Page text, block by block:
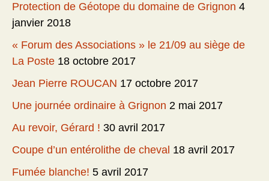
Protection de Géotope du domaine de Grignon 4
janvier 2018
« Forum des Associations » le 21/09 au siège de
La Poste 18 octobre 2017
Jean Pierre ROUCAN 17 octobre 2017
Une journée ordinaire à Grignon 2 mai 2017
Au revoir, Gérard ! 30 avril 2017
Coupe d’un entérolithe de cheval 18 avril 2017
Fumée blanche! 5 avril 2017